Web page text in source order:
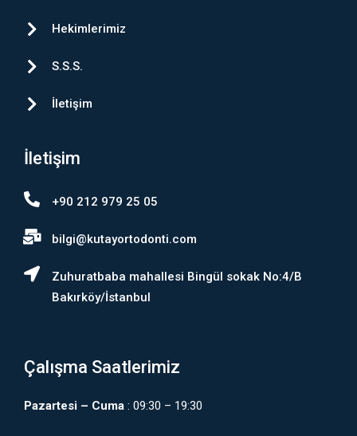
Hekimlerimiz
S.S.S.
İletişim
İletişim
+90 212 979 25 05
bilgi@kutayortodonti.com
Zuhuratbaba mahallesi Bingül sokak No:4/B
Bakırköy/İstanbul
Çalışma Saatlerimiz
Pazartesi – Cuma : 09:30 – 19:30